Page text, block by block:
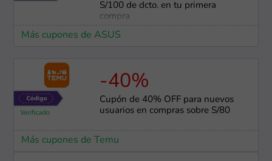
S/100 de dcto. en tu primera
compra
Más cupones de ASUS
-40%
Cupón de 40% OFF para nuevos
usuarios en compras sobre S/80
Más cupones de Temu